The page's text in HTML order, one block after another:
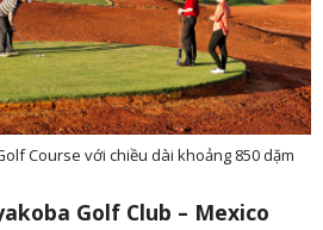
Course với chiều dài khoảng 850 dặm
Golf Club – Mexico